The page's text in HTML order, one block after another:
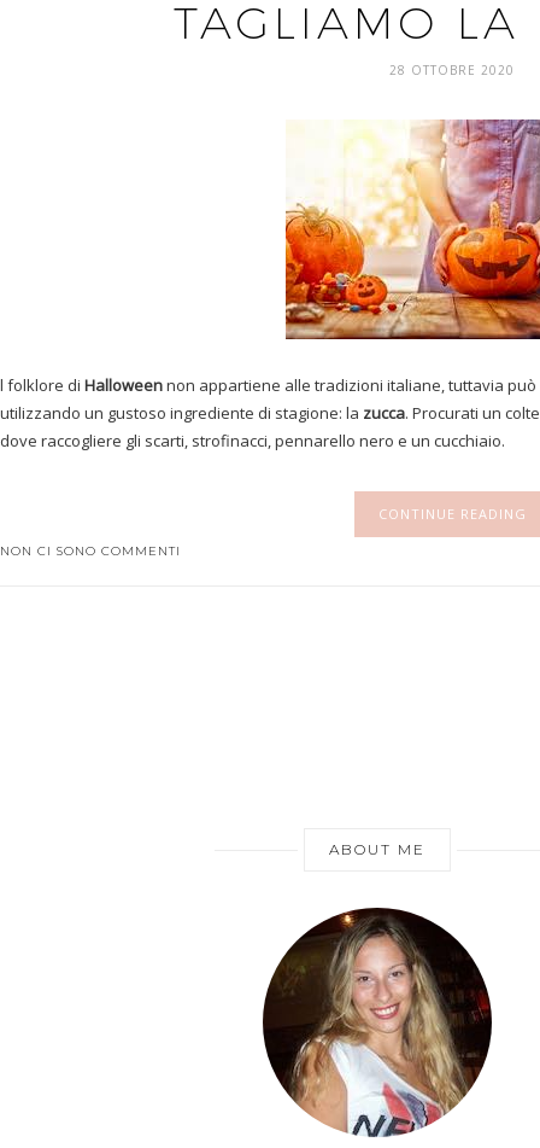
TAGLIAMO LA
28 OTTOBRE 2020
l folklore di Halloweennon appartiene alle tradizioni italiane, tuttavia
utilizzando un gustoso ingrediente di stagione: la zucca. Procurati un
dove raccogliere gli scarti, strofinacci, pennarello nero e un cucchiaio.
CONTINUE READING
NON CI SONO COMMENTI
ABOUT ME